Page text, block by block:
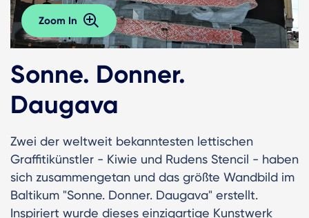
Zoom In
Sonne. Donner.
Daugava
Zwei der weltweit bekanntesten lettischen
Graffitikünstler - Kiwie und Rudens Stencil - haben
sich zusammengetan und das größte Wandbild im
Baltikum "Sonne. Donner. Daugava" erstellt.
Inspiriert wurde dieses einzigartige Kunstwerk